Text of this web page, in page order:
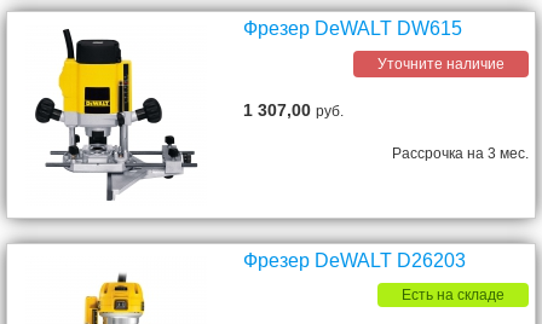
Фрезер DeWALT DW615
Уточните наличие
1 307,00руб.
Рассрочка на 3 мес.
Фрезер DeWALT D26203
Есть на складе